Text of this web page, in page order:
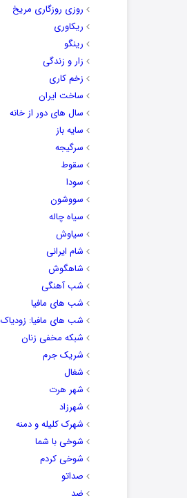
روزی روزگاری مریخ
ریکاوری
رینگو
زار و زندگی
زخم کاری
ساخت ایران
سال های دور از خانه
سایه باز
سرگیجه
سقوط
سودا
سووشون
سیاه چاله
سیاوش
شام ایرانی
شاهگوش
شب آهنگی
شب های مافیا
شب های مافیا: زودیاک
شبکه مخفی زنان
شریک جرم
شغال
شهر هرت
شهرزاد
شهرک کلیله و دمنه
شوخی با شما
شوخی کردم
صداتو
ضد